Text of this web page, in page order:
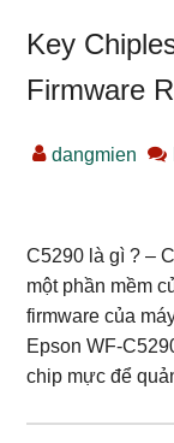
Key
Firmware
dangmien
C5290 là gì ? –
một phần mềm
firmware của
Epson WF-
chip mực để